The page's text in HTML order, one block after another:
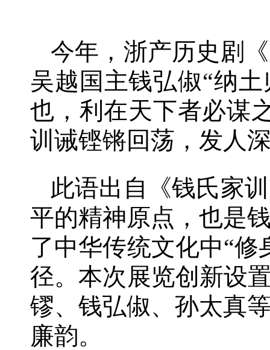
今年，浙产历史剧
吴越国主钱弘俶“纳
也，利在天下者必谋
训诫铿锵回荡，发人
此语出自《钱氏家
平的精神原点，也是
了中华传统文化中“
径。本次展览创新设
镠、钱弘俶、孙太真
廉韵。